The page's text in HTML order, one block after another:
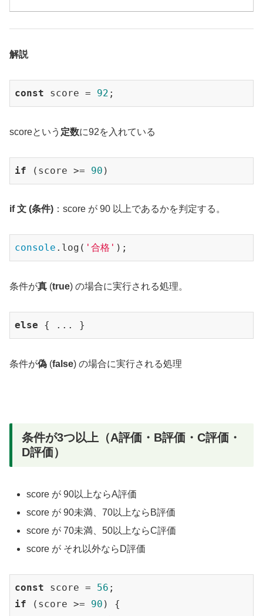
解説
const score = 92 ;
scoreという 定数に92を入れている
if (score >= 90 )
if 文 (条件) ：score が 90 以上であるかを判定する。
console .log( '合格' );
条件が真 (true) の場合に実行される処理。
else { ... }
条件が偽 (false) の場合に実行される処理
条件が3つ以上（A評価・B評価・C評価・
D評価）
score が 90以上ならA評価
score が 90未満、70以上ならB評価
score が 70未満、50以上ならC評価
score が それ以外ならD評価
const score = 56
if (score >= 90 ) {